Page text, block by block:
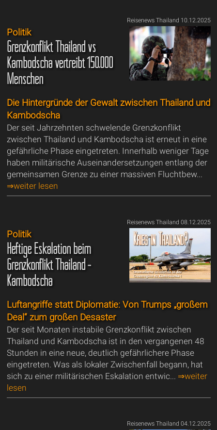
Reisenews Thailand 10.12.2025
Politik
Grenzkonflikt Thailand vs
Kambodscha vertreibt 150.000
Menschen
Die Hintergründe der Gewalt zwischen Thailand und
Kambodscha
Der seit Jahrzehnten schwelende Grenzkonflikt
zwischen Thailand und Kambodscha ist erneut in eine
gefährliche Phase eingetreten. Innerhalb weniger Tage
haben militärische Auseinandersetzungen entlang der
gemeinsamen Grenze zu einer massiven Fluchtbew...
⇒weiter lesen
Reisenews Thailand 08.12.2025
Politik
Heftige Eskalation beim
Grenzkonflikt Thailand -
Kambodscha
Luftangriffe statt Diplomatie: Von Trumps „großem
Deal“ zum großen Desaster
Der seit Monaten instabile Grenzkonflikt zwischen
Thailand und Kambodscha ist in den vergangenen 48
Stunden in eine neue, deutlich gefährlichere Phase
eingetreten. Was als lokaler Zwischenfall begann, hat
sich zu einer militärischen Eskalation entwic... ⇒weiter
lesen
Reisenews Thailand 04.12.2025